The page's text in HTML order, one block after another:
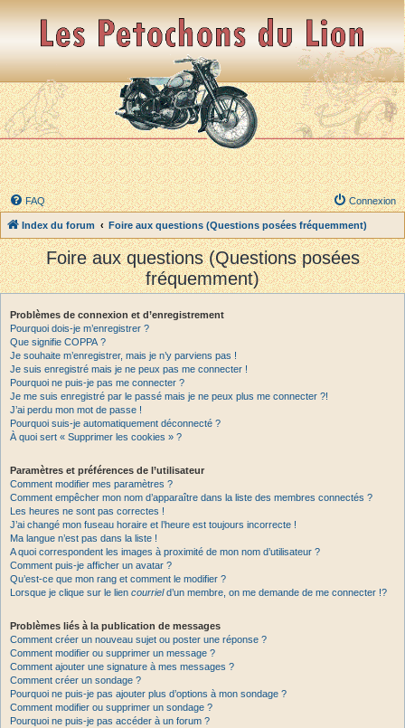
FAQ Connexion
Index du forum Foire aux questions (Questions posées fréquemment)
Foire aux questions (Questions posées
fréquemment)
Problèmes de connexion et d’enregistrement
Pourquoi dois-je m’enregistrer ?
Que signifie COPPA ?
Je souhaite m’enregistrer, mais je n’y parviens pas !
Je suis enregistré mais je ne peux pas me connecter !
Pourquoi ne puis-je pas me connecter ?
Je me suis enregistré par le passé mais je ne peux plus me connecter ?!
J’ai perdu mon mot de passe !
Pourquoi suis-je automatiquement déconnecté ?
À quoi sert « Supprimer les cookies » ?
Paramètres et préférences de l’utilisateur
Comment modifier mes paramètres ?
Comment empêcher mon nom d’apparaître dans la liste des membres connectés ?
Les heures ne sont pas correctes !
J’ai changé mon fuseau horaire et l’heure est toujours incorrecte !
Ma langue n’est pas dans la liste !
A quoi correspondent les images à proximité de mon nom d’utilisateur ?
Comment puis-je afficher un avatar ?
Qu’est-ce que mon rang et comment le modifier ?
Lorsque je clique sur le lien courrield’un membre, on me demande de me connecter !?
Problèmes liés à la publication de messages
Comment créer un nouveau sujet ou poster une réponse ?
Comment modifier ou supprimer un message ?
Comment ajouter une signature à mes messages ?
Comment créer un sondage ?
Pourquoi ne puis-je pas ajouter plus d’options à mon sondage ?
Comment modifier ou supprimer un sondage ?
Pourquoi ne puis-je pas accéder à un forum ?